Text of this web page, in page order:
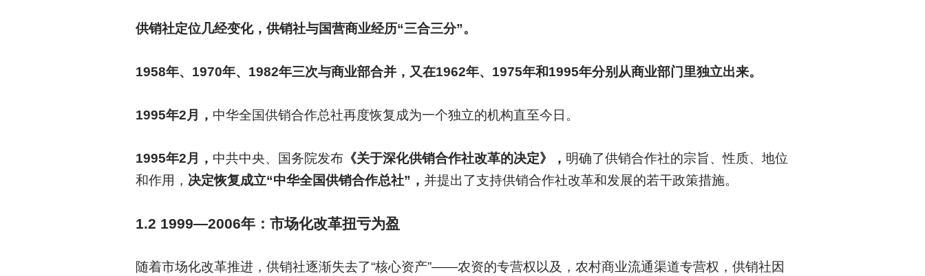
供销社定位几经变化，供销社与国营商业经历“三合三分”。
1958年、1970年、1982年三次与商业部合并，又在1962年、1975年和1995年分别从商业部门里独立出来。
1995年2月， 中华全国供销合作总社再度恢复成为一个独立的机构直至今日。
1995年2月， 中共中央、国务院发布 《关于深化供销合作社改革的决定》， 明确了供销合作社的宗旨、性质、地位
和作用， 决定恢复成立“中华全国供销合作总社”， 并提出了支持供销合作社改革和发展的若干政策措施。
1.2 1999—2006年：市场化改革扭亏为盈
随着市场化改革推进，供销社逐渐失去了“核心资产”——农资的专营权以及，农村商业流通渠道专营权，供销社因